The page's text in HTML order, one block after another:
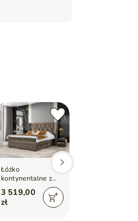
Łóżko
kontynentalne z
pojemnikiem na
pościel 140x200
Neria Lux Brązowe
3 519,00
zł